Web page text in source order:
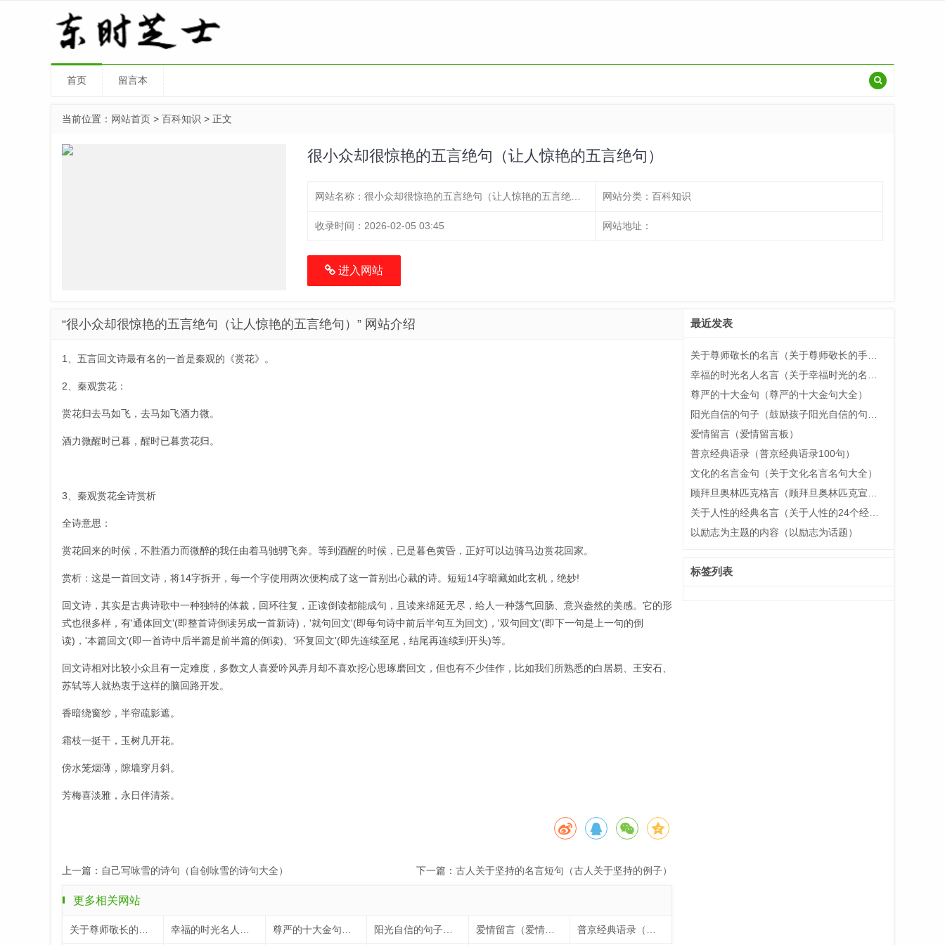
首页 留言本
当前位置： 网站首页 > 百科知识 > 正文
很小众却很惊艳的五言绝句（让人惊艳的五言绝句）
网站名称：很小众却很惊艳的五言绝句（让人惊艳的五言绝句） 网站分类： 百科知识
收录时间： 2026-02-05 03:45 网站地址：
进入网站
“很小众却很惊艳的五言绝句（让人惊艳的五言绝句）” 网站介绍
1、五言回文诗最有名的一首是秦观的《赏花》。
2、秦观赏花：
赏花归去马如飞，去马如飞酒力微。
酒力微醒时已暮，醒时已暮赏花归。
3、秦观赏花全诗赏析
全诗意思：
赏花回来的时候，不胜酒力而微醉的我任由着马驰骋飞奔。等到酒醒的时候，已是暮色黄昏，正好可以边骑马边赏花回家。
赏析：这是一首回文诗，将14字拆开，每一个字使用两次便构成了这一首别出心裁的诗。短短14字暗藏如此玄机，绝妙!
回文诗，其实是古典诗歌中一种独特的体裁，回环往复，正读倒读都能成句，且读来绵延无尽，给人一种荡气回肠、意兴盎然的美感。它的形
式也很多样，有'通体回文'(即整首诗倒读另成一首新诗)，'就句回文'(即每句诗中前后半句互为回文)，'双句回文'(即下一句是上一句的倒
读)，'本篇回文'(即一首诗中后半篇是前半篇的倒读)、'环复回文'(即先连续至尾，结尾再连续到开头)等。
回文诗相对比较小众且有一定难度，多数文人喜爱吟风弄月却不喜欢挖心思琢磨回文，但也有不少佳作，比如我们所熟悉的白居易、王安石、
苏轼等人就热衷于这样的脑回路开发。
香暗绕窗纱，半帘疏影遮。
霜枝一挺干，玉树几开花。
傍水笼烟薄，隙墙穿月斜。
芳梅喜淡雅，永日伴清茶。
上一篇： 自己写咏雪的诗句（自创咏雪的诗句大全） 下一篇：古人关于坚持的名言短句（古人关于坚持的例子）
更多相关网站
爱情留言（爱情留言板）
最近发表
尊严的十大金句（尊严的十大金句大全）
爱情留言（爱情留言板）
普京经典语录（普京经典语录100句）
文化的名言金句（关于文化名言名句大全）
以励志为主题的内容（以励志为话题）
标签列表